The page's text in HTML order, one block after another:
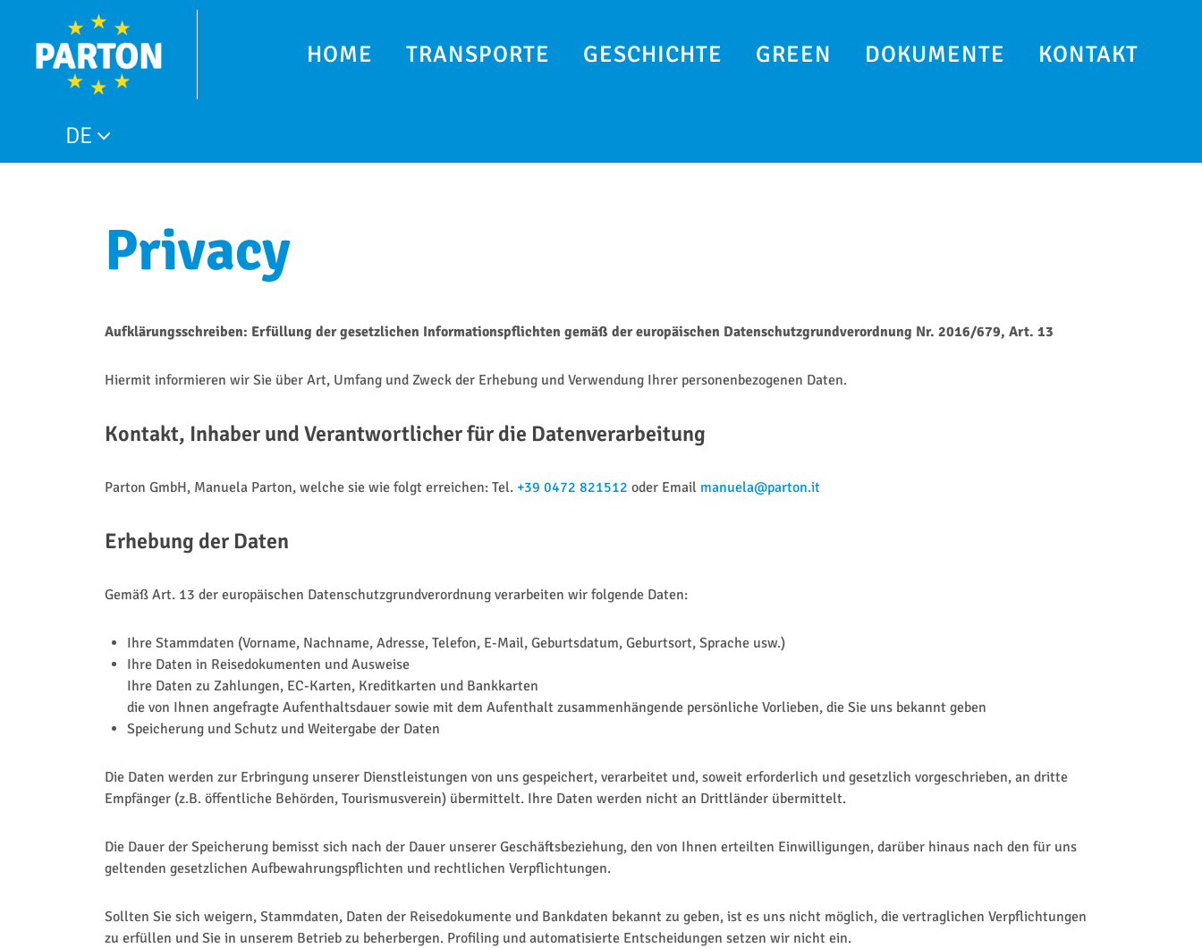
DE
HOME TRANSPORTE GESCHICHTE GREEN DOKUMENTE KONTAKT
Privacy
Aufklärungsschreiben: Erfüllung der gesetzlichen Informationspflichten gemäß der europäischen Datenschutzgrundverordnung Nr. 2016/679, Art. 13
Hiermit informieren wir Sie über Art, Umfang und Zweck der Erhebung und Verwendung Ihrer personenbezogenen Daten.
Kontakt, Inhaber und Verantwortlicher für die Datenverarbeitung
Parton GmbH, Manuela Parton, welche sie wie folgt erreichen: Tel. +39 0472 821512 oder Email manuela@parton.it
Erhebung der Daten
Gemäß Art. 13 der europäischen Datenschutzgrundverordnung verarbeiten wir folgende Daten:
Ihre Stammdaten (Vorname, Nachname, Adresse, Telefon, E-Mail, Geburtsdatum, Geburtsort, Sprache usw.)
Ihre Daten in Reisedokumenten und Ausweise
Ihre Daten zu Zahlungen, EC-Karten, Kreditkarten und Bankkarten
die von Ihnen angefragte Aufenthaltsdauer sowie mit dem Aufenthalt zusammenhängende persönliche Vorlieben, die Sie uns bekannt geben
Speicherung und Schutz und Weitergabe der Daten
Die Daten werden zur Erbringung unserer Dienstleistungen von uns gespeichert, verarbeitet und, soweit erforderlich und gesetzlich vorgeschrieben, an dritte
Empfänger (z.B. öffentliche Behörden, Tourismusverein) übermittelt. Ihre Daten werden nicht an Drittländer übermittelt.
Die Dauer der Speicherung bemisst sich nach der Dauer unserer Geschäftsbeziehung, den von Ihnen erteilten Einwilligungen, darüber hinaus nach den für uns
geltenden gesetzlichen Aufbewahrungspflichten und rechtlichen Verpflichtungen.
Sollten Sie sich weigern, Stammdaten, Daten der Reisedokumente und Bankdaten bekannt zu geben, ist es uns nicht möglich, die vertraglichen Verpflichtungen
zu erfüllen und Sie in unserem Betrieb zu beherbergen. Profiling und automatisierte Entscheidungen setzen wir nicht ein.